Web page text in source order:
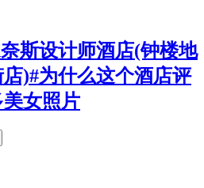
斯设计师酒店(钟楼地
)#为什么这个酒店评
女照片